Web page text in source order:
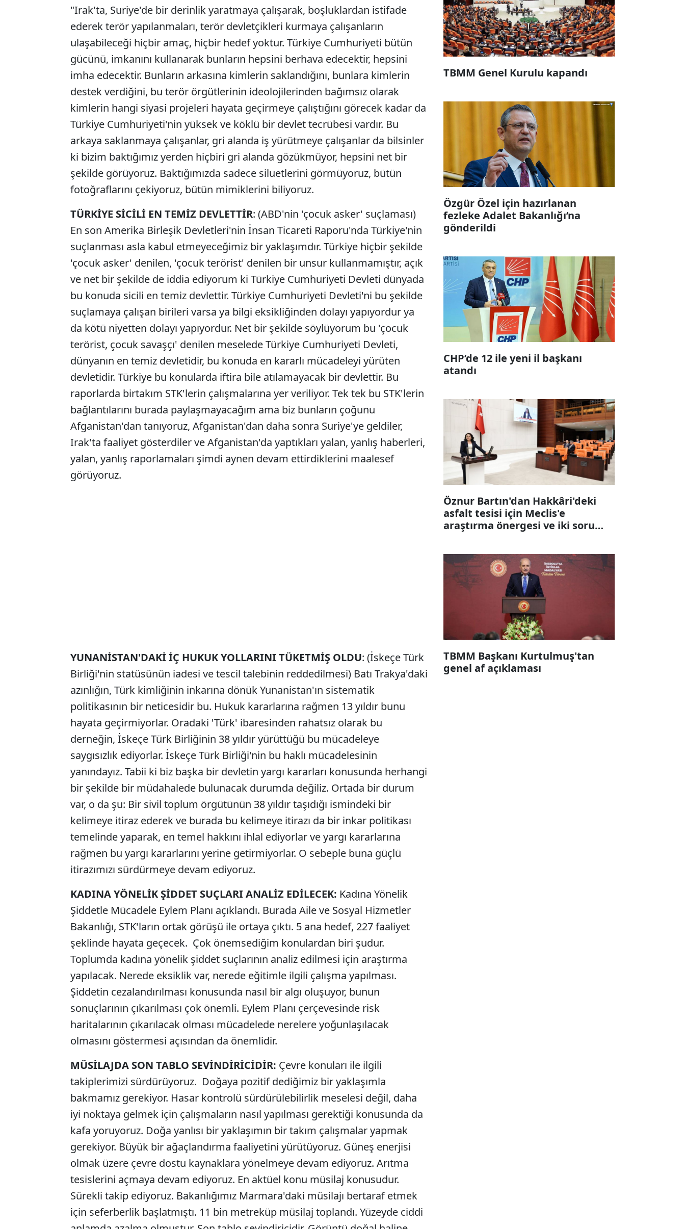
"Irak'ta, Suriye'de bir derinlik yaratmaya çalışarak, boşluklardan istifade
ederek terör yapılanmaları, terör devletçikleri kurmaya çalışanların
ulaşabileceği hiçbir amaç, hiçbir hedef yoktur. Türkiye Cumhuriyeti bütün
gücünü, imkanını kullanarak bunların hepsini berhava edecektir, hepsini
imha edecektir. Bunların arkasına kimlerin saklandığını, bunlara kimlerin
destek verdiğini, bu terör örgütlerinin ideolojilerinden bağımsız olarak
kimlerin hangi siyasi projeleri hayata geçirmeye çalıştığını görecek kadar da
Türkiye Cumhuriyeti'nin yüksek ve köklü bir devlet tecrübesi vardır. Bu
arkaya saklanmaya çalışanlar, gri alanda iş yürütmeye çalışanlar da bilsinler
ki bizim baktığımız yerden hiçbiri gri alanda gözükmüyor, hepsini net bir
şekilde görüyoruz. Baktığımızda sadece siluetlerini görmüyoruz, bütün
fotoğraflarını çekiyoruz, bütün mimiklerini biliyoruz.
TÜRKİYE SİCİLİ EN TEMİZ DEVLETTİR: (ABD'nin 'çocuk asker' suçlaması)
En son Amerika Birleşik Devletleri'nin İnsan Ticareti Raporu'nda Türkiye'nin
suçlanması asla kabul etmeyeceğimiz bir yaklaşımdır. Türkiye hiçbir şekilde
'çocuk asker' denilen, 'çocuk terörist' denilen bir unsur kullanmamıştır, açık
ve net bir şekilde de iddia ediyorum ki Türkiye Cumhuriyeti Devleti dünyada
bu konuda sicili en temiz devlettir. Türkiye Cumhuriyeti Devleti'ni bu şekilde
suçlamaya çalışan birileri varsa ya bilgi eksikliğinden dolayı yapıyordur ya
da kötü niyetten dolayı yapıyordur. Net bir şekilde söylüyorum bu 'çocuk
terörist, çocuk savaşçı' denilen meselede Türkiye Cumhuriyeti Devleti,
dünyanın en temiz devletidir, bu konuda en kararlı mücadeleyi yürüten
devletidir. Türkiye bu konularda iftira bile atılamayacak bir devlettir. Bu
raporlarda birtakım STK'lerin çalışmalarına yer veriliyor. Tek tek bu STK'lerin
bağlantılarını burada paylaşmayacağım ama biz bunların çoğunu
Afganistan'dan tanıyoruz, Afganistan'dan daha sonra Suriye'ye geldiler,
Irak'ta faaliyet gösterdiler ve Afganistan'da yaptıkları yalan, yanlış haberleri,
yalan, yanlış raporlamaları şimdi aynen devam ettirdiklerini maalesef
görüyoruz.
YUNANİSTAN'DAKİ İÇ HUKUK YOLLARINI TÜKETMİŞ OLDU: (İskeçe Türk
Birliği'nin statüsünün iadesi ve tescil talebinin reddedilmesi) Batı Trakya'daki
azınlığın, Türk kimliğinin inkarına dönük Yunanistan'ın sistematik
politikasının bir neticesidir bu. Hukuk kararlarına rağmen 13 yıldır bunu
hayata geçirmiyorlar. Oradaki 'Türk' ibaresinden rahatsız olarak bu
derneğin, İskeçe Türk Birliğinin 38 yıldır yürüttüğü bu mücadeleye
saygısızlık ediyorlar. İskeçe Türk Birliği'nin bu haklı mücadelesinin
yanındayız. Tabii ki biz başka bir devletin yargı kararları konusunda herhangi
bir şekilde bir müdahalede bulunacak durumda değiliz. Ortada bir durum
var, o da şu: Bir sivil toplum örgütünün 38 yıldır taşıdığı ismindeki bir
kelimeye itiraz ederek ve burada bu kelimeye itirazı da bir inkar politikası
temelinde yaparak, en temel hakkını ihlal ediyorlar ve yargı kararlarına
rağmen bu yargı kararlarını yerine getirmiyorlar. O sebeple buna güçlü
itirazımızı sürdürmeye devam ediyoruz.
KADINA YÖNELİK ŞİDDET SUÇLARI ANALİZ EDİLECEK: Kadına Yönelik
Şiddetle Mücadele Eylem Planı açıklandı. Burada Aile ve Sosyal Hizmetler
Bakanlığı, STK'ların ortak görüşü ile ortaya çıktı. 5 ana hedef, 227 faaliyet
şeklinde hayata geçecek. Çok önemsediğim konulardan biri şudur.
Toplumda kadına yönelik şiddet suçlarının analiz edilmesi için araştırma
yapılacak. Nerede eksiklik var, nerede eğitimle ilgili çalışma yapılması.
Şiddetin cezalandırılması konusunda nasıl bir algı oluşuyor, bunun
sonuçlarının çıkarılması çok önemli. Eylem Planı çerçevesinde risk
haritalarının çıkarılacak olması mücadelede nerelere yoğunlaşılacak
olmasını göstermesi açısından da önemlidir.
MÜSİLAJDA SON TABLO SEVİNDİRİCİDİR: Çevre konuları ile ilgili
takiplerimizi sürdürüyoruz. Doğaya pozitif dediğimiz bir yaklaşımla
bakmamız gerekiyor. Hasar kontrolü sürdürülebilirlik meselesi değil, daha
iyi noktaya gelmek için çalışmaların nasıl yapılması gerektiği konusunda da
kafa yoruyoruz. Doğa yanlısı bir yaklaşımın bir takım çalışmalar yapmak
gerekiyor. Büyük bir ağaçlandırma faaliyetini yürütüyoruz. Güneş enerjisi
olmak üzere çevre dostu kaynaklara yönelmeye devam ediyoruz. Arıtma
tesislerini açmaya devam ediyoruz. En aktüel konu müsilaj konusudur.
Sürekli takip ediyoruz. Bakanlığımız Marmara'daki müsilajı bertaraf etmek
için seferberlik başlatmıştı. 11 bin metreküp müsilaj toplandı. Yüzeyde ciddi
TBMM Genel Kurulu kapandı
Özgür Özel için hazırlanan
fezleke Adalet Bakanlığı’na
gönderildi
CHP’de 12 ile yeni il başkanı
atandı
Öznur Bartın'dan Hakkâri'deki
asfalt tesisi için Meclis'e
araştırma önergesi ve iki soru
TBMM Başkanı Kurtulmuş'tan
genel af açıklaması